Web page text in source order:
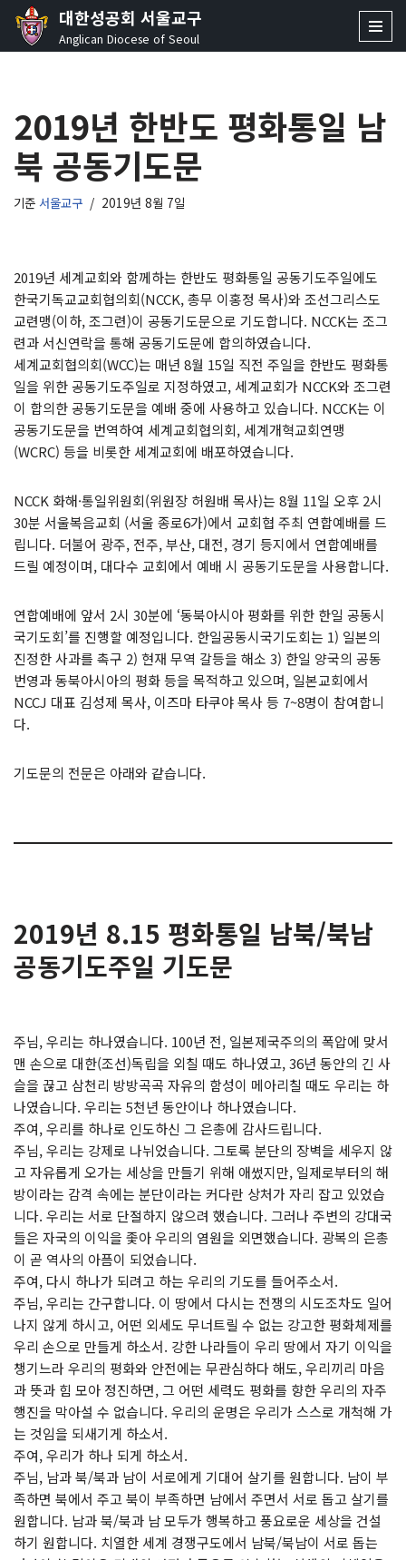
콘
로
건
너
뛰
기
대한성공회 서울교구
Anglican Diocese of Seoul
2019년 한반도 평화통일 남
북 공동기도문
기준 서울교구 2019년 8월 7일
2019년 세계교회와 함께하는 한반도 평화통일 공동기도주일에도
한국기독교교회협의회(NCCK, 총무 이홍정 목사)와 조선그리스도
교련맹(이하, 조그련)이 공동기도문으로 기도합니다. NCCK는 조그
련과 서신연락을 통해 공동기도문에 합의하였습니다.
세계교회협의회(WCC)는 매년 8월 15일 직전 주일을 한반도 평화통
일을 위한 공동기도주일로 지정하였고, 세계교회가 NCCK와 조그련
이 합의한 공동기도문을 예배 중에 사용하고 있습니다. NCCK는 이
공동기도문을 번역하여 세계교회협의회, 세계개혁교회연맹
(WCRC) 등을 비롯한 세계교회에 배포하였습니다.
NCCK 화해·통일위원회(위원장 허원배 목사)는 8월 11일 오후 2시
30분 서울복음교회 (서울 종로6가)에서 교회협 주최 연합예배를 드
립니다. 더불어 광주, 전주, 부산, 대전, 경기 등지에서 연합예배를
드릴 예정이며, 대다수 교회에서 예배 시 공동기도문을 사용합니다.
연합예배에 앞서 2시 30분에 ‘동북아시아 평화를 위한 한일 공동시
국기도회’를 진행할 예정입니다. 한일공동시국기도회는 1) 일본의
진정한 사과를 촉구 2) 현재 무역 갈등을 해소 3) 한일 양국의 공동
번영과 동북아시아의 평화 등을 목적하고 있으며, 일본교회에서
NCCJ 대표 김성제 목사, 이즈마 타쿠야 목사 등 7~8명이 참여합니
다.
기도문의 전문은 아래와 같습니다.
2019년 8.15 평화통일 남북/북남
공동기도주일 기도문
주님, 우리는 하나였습니다. 100년 전, 일본제국주의의 폭압에 맞서
맨 손으로 대한(조선)독립을 외칠 때도 하나였고, 36년 동안의 긴 사
슬을 끊고 삼천리 방방곡곡 자유의 함성이 메아리칠 때도 우리는 하
나였습니다. 우리는 5천년 동안이나 하나였습니다.
주여, 우리를 하나로 인도하신 그 은총에 감사드립니다.
주님, 우리는 강제로 나뉘었습니다. 그토록 분단의 장벽을 세우지 않
고 자유롭게 오가는 세상을 만들기 위해 애썼지만, 일제로부터의 해
방이라는 감격 속에는 분단이라는 커다란 상처가 자리 잡고 있었습
니다. 우리는 서로 단절하지 않으려 했습니다. 그러나 주변의 강대국
들은 자국의 이익을 좇아 우리의 염원을 외면했습니다. 광복의 은총
이 곧 역사의 아픔이 되었습니다.
주여, 다시 하나가 되려고 하는 우리의 기도를 들어주소서.
주님, 우리는 간구합니다. 이 땅에서 다시는 전쟁의 시도조차도 일어
나지 않게 하시고, 어떤 외세도 무너트릴 수 없는 강고한 평화체제를
우리 손으로 만들게 하소서. 강한 나라들이 우리 땅에서 자기 이익을
챙기느라 우리의 평화와 안전에는 무관심하다 해도, 우리끼리 마음
과 뜻과 힘 모아 정진하면, 그 어떤 세력도 평화를 향한 우리의 자주
행진을 막아설 수 없습니다. 우리의 운명은 우리가 스스로 개척해 가
는 것임을 되새기게 하소서.
주여, 우리가 하나 되게 하소서.
주님, 남과 북/북과 남이 서로에게 기대어 살기를 원합니다. 남이 부
족하면 북에서 주고 북이 부족하면 남에서 주면서 서로 돕고 살기를
원합니다. 남과 북/북과 남 모두가 행복하고 풍요로운 세상을 건설
하기 원합니다. 치열한 세계 경쟁구도에서 남북/북남이 서로 돕는